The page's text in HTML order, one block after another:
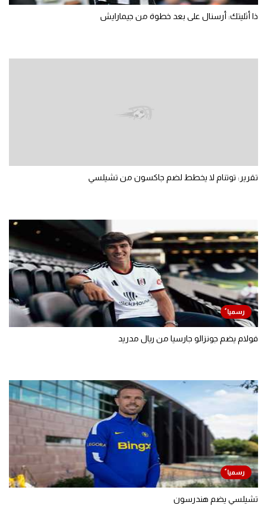
ذا أثليتك: أرسنال على بعد خطوة من جيمارايش
تقرير: توتنام لا يخطط لضم جاكسون من تشيلسي
فولام يضم جونزالو جارسيا من ريال مدريد
تشيلسي يضم هندرسون